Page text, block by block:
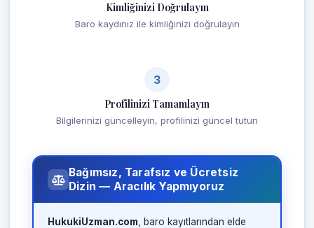
Kimliğinizi Doğrulayın
Baro kaydınız ile kimliğinizi doğrulayın
3
Profilinizi Tamamlayın
Bilgilerinizi güncelleyin, profilinizi güncel tutun
Bağımsız, Tarafsız ve Ücretsiz
Dizin — Aracılık Yapmıyoruz
HukukiUzman.com , baro kayıtlarından elde